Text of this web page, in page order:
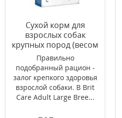
Сухой корм для
взрослых собак
крупных пород (весом
от 25 кг) Brit Care
Adult Large Breed
Lamb & Rice 3 кг
(ягненок и рис)
Правильно
подобранный рацион -
залог крепкого здоровья
взрослой собаки. В Brit
Care Adult Large Bree...